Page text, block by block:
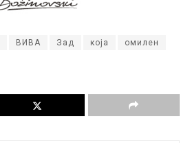
ВИВА Зад која омилен